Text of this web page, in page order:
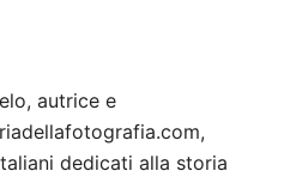
autrice e
dedicati alla storia